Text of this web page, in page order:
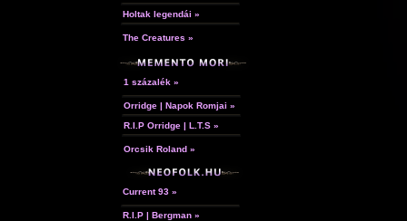
Holtak legendái »
The Creatures »
1 százalék »
Orridge | Napok Romjai »
R.I.P Orridge | L.T.S »
Orcsik Roland »
Current 93 »
R.I.P | Bergman »